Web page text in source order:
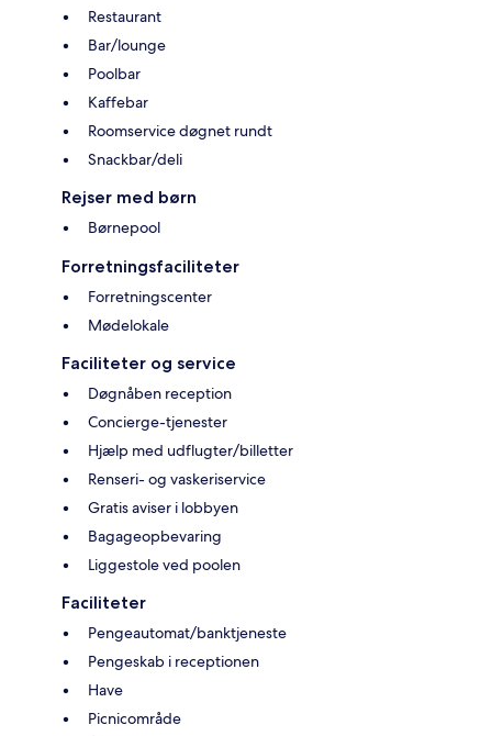
Restaurant
Bar/lounge
Poolbar
Kaffebar
Roomservice døgnet rundt
Snackbar/deli
Rejser med børn
Børnepool
Forretningsfaciliteter
Forretningscenter
Mødelokale
Faciliteter og service
Døgnåben reception
Concierge-tjenester
Hjælp med udflugter/billetter
Renseri- og vaskeriservice
Gratis aviser i lobbyen
Bagageopbevaring
Liggestole ved poolen
Faciliteter
Pengeautomat/banktjeneste
Pengeskab i receptionen
Have
Picnicområde